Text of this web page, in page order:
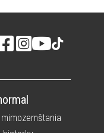
mimozemštania